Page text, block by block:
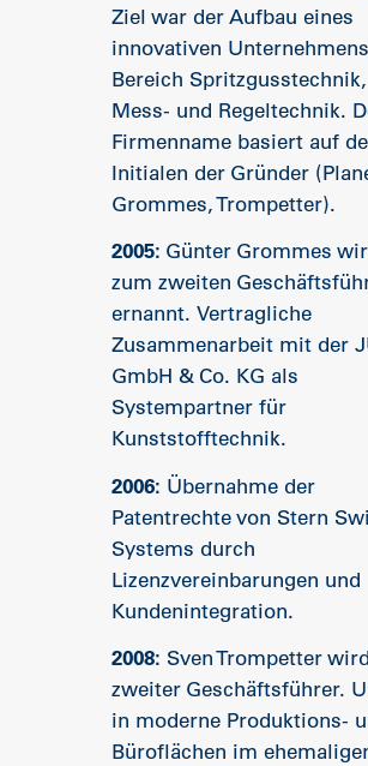
Ziel war der Aufbau eines
innovativen
Bereich Spritzgusstechnik,
Mess- und Regeltechnik.
Firmenname basiert auf
Initialen der Gründer
Grommes, Trompetter).
2005: Günter Grommes
zum zweiten
ernannt. Vertragliche
Zusammenarbeit mit der
GmbH & Co. KG als
Systempartner für
Kunststofftechnik.
2006: Übernahme der
Patentrechte von Stern
Systems durch
Lizenzvereinbarungen und
Kundenintegration.
2008: Sven Trompetter wird
zweiter Geschäftsführer.
in moderne Produktions-
Büroflächen im